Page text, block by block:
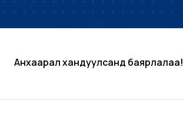
Анхаарал хандуулсанд баярлалаа!